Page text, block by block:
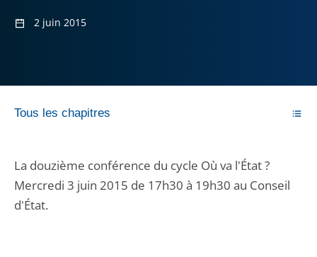
2 juin 2015
Tous les chapitres
La douzième conférence du cycle Où va l'État ?
Mercredi 3 juin 2015 de 17h30 à 19h30 au Conseil
d'État.